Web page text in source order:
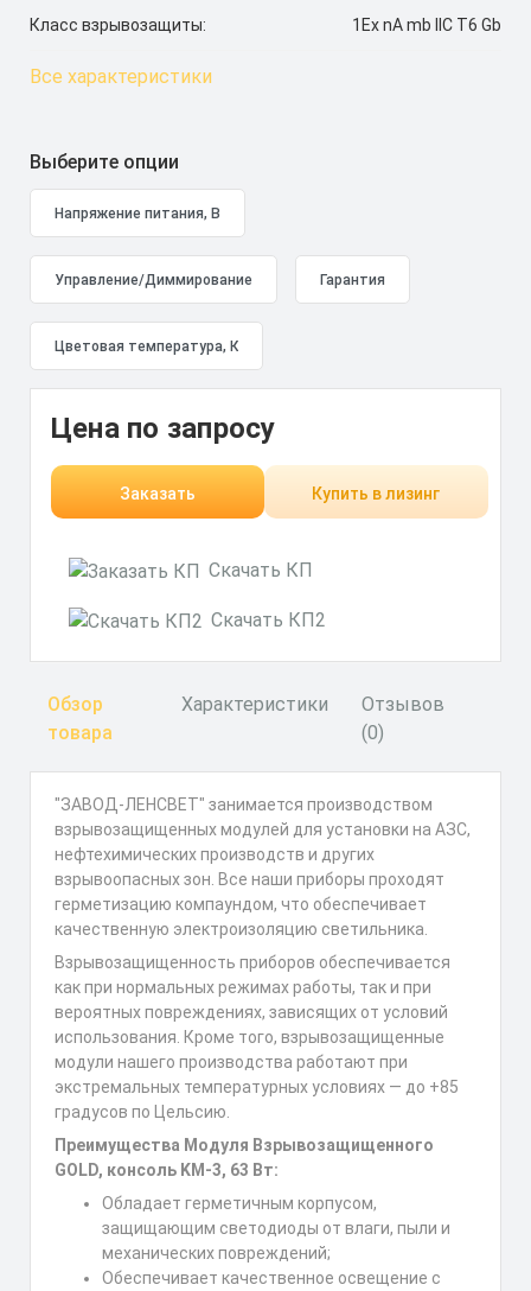
Класс взрывозащиты: 1Ex nA mb IIC T6 Gb
Все характеристики
Выберите опции
Цена по запросу
Заказать Купить в лизинг
Скачать КП
Скачать КП2
Обзор
товара
Характеристики
Отзывов
(0)
"ЗАВОД-ЛЕНСВЕТ" занимается производством
взрывозащищенных модулей для установки на АЗС,
нефтехимических производств и других
взрывоопасных зон. Все наши приборы проходят
герметизацию компаундом, что обеспечивает
качественную электроизоляцию светильника.
Взрывозащищенность приборов обеспечивается
как при нормальных режимах работы, так и при
вероятных повреждениях, зависящих от условий
использования. Кроме того, взрывозащищенные
модули нашего производства работают при
экстремальных температурных условиях — до +85
градусов по Цельсию.
Преимущества Модуля Взрывозащищенного
GOLD, консоль KM-3, 63 Вт:
Обладает герметичным корпусом,
защищающим светодиоды от влаги, пыли и
механических повреждений;
Обеспечивает качественное освещение с